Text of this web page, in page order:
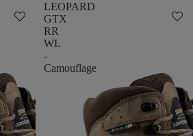
LEOPARD
GTX
RR
WL
-
Camouflage